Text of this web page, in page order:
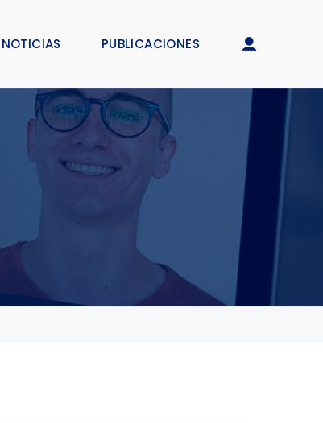
NOTICIAS PUBLICACIONES